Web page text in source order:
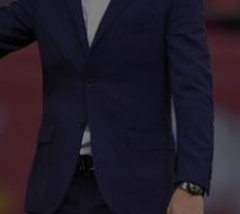
Program TV